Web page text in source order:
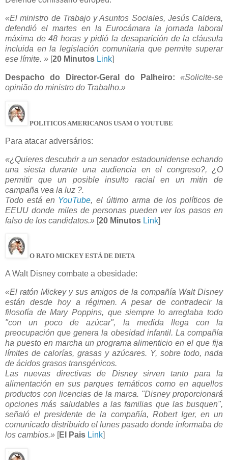
«El ministro de Trabajo y Asuntos Sociales, Jesús Caldera,
defendió el martes en la Eurocámara la jornada laboral
máxima de 48 horas y pidió la desaparición de la cláusula
incluida en la legislación comunitaria que permite superar
ese límite. » [20 Minutos Link]
Despacho do Director-Geral do Palheiro:
«Solicite-se
opinião do ministro do Trabalho.»
POLITICOS AMERICANOS USAM O YOUTUBE
Para atacar adversários:
«¿Quieres descubrir a un senador estadounidense echando
una siesta durante una audiencia en el congreso?, ¿O
permitir que un posible insulto racial en un mitin de
campaña vea la luz ?.
Todo está en YouTube, el último arma de los políticos de
EEUU donde miles de personas pueden ver los pasos en
falso de los candidatos.» [20 Minutos Link]
O RATO MICKEY ESTÁ DE DIETA
A Walt Disney combate a obesidade:
«El ratón Mickey y sus amigos de la compañía Walt Disney
están desde hoy a régimen. A pesar de contradecir la
filosofía de Mary Poppins, que siempre lo arreglaba todo
"con un poco de azúcar", la medida llega con la
preocupación que genera la obesidad infantil. La compañía
ha puesto en marcha un programa alimenticio en el que fija
límites de calorías, grasas y azúcares. Y, sobre todo, nada
de ácidos grasos transgénicos.
Las nuevas directivas de Disney sirven tanto para la
alimentación en sus parques temáticos como en aquellos
productos con licencias de la marca. "Disney proporcionará
opciones más saludables a las familias que las busquen",
señaló el presidente de la compañía, Robert Iger, en un
comunicado distribuido el lunes pasado donde informaba de
los cambios.» [El Pais Link]